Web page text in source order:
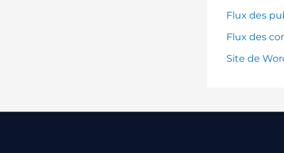
Flux des
Flux des
Site de